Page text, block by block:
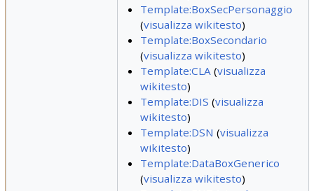
Template:BoxSecPersonaggio
(visualizza wikitesto)
Template:BoxSecondario
(visualizza wikitesto)
Template:CLA(visualizza
wikitesto)
Template:DIS (visualizza
wikitesto)
Template:DSN (visualizza
wikitesto)
Template:DataBoxGenerico
(visualizza wikitesto)